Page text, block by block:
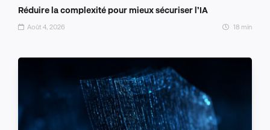
Réduire la complexité pour mieux sécuriser l’IA
Août 4, 2026 18 min